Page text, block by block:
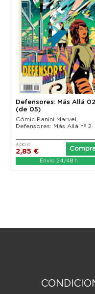
Defensores: Más Allá 02
(de 05)
Cómic Panini Marvel.
Defensores: Más Allá nº 2
2,85 €
3,00 €
Envío 24/48 h